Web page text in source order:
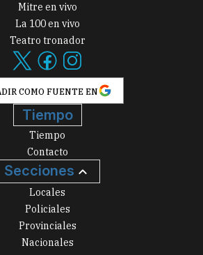
Mitre en vivo
La 100 en vivo
Teatro tronador
COMO FUENTE EN
Tiempo
Tiempo
Contacto
Secciones
Locales
Policiales
Provinciales
Nacionales